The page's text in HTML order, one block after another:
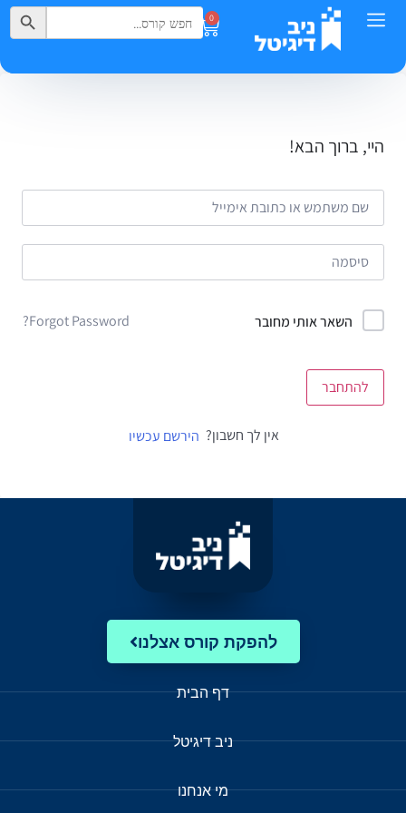
0
Search
for:
Search Button
היי, ברוך הבא!
השאר אותי מחובר Forgot Password?
להתחבר
אין לך חשבון? הירשם עכשיו
להפקת קורס אצלנו
דף הבית
ניב דיגיטל
מי אנחנו